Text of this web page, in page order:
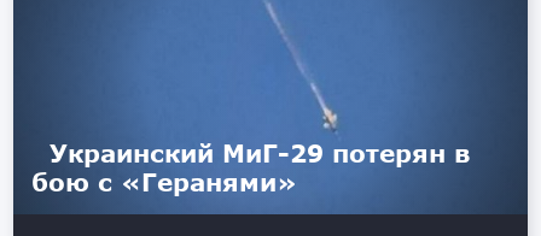
Украинский МиГ-29 потерян в
бою с «Геранями»